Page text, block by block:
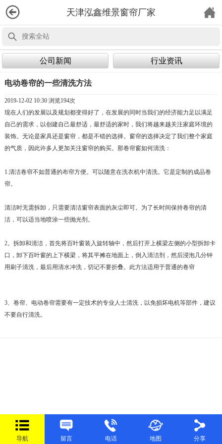
天津泓鑫维景窗帘厂家
公司新闻 行业资讯
电动卷帘的一些清洗方法
2019-12-02 10:30 浏览194次
现在人们的发展以及规划都变得好了，在发展的同时当我们的经济能力足以满足
自己的需求，以创建自己最舒适，最舒适的家时，我们将越来越关注家庭环境的
装饰。无论是家具还是窗帘，都是不错的选择。窗帘的选择决定了我们整个家庭
的气质，因此许多人更加关注窗帘的购买。那卷帘窗如何清洗：
1.清洁卷帘不如普通的布帘方便。可以随意在洗衣机中清洗。它是定制的成品卷
帘。
清洁时无需拆卸，只需要清洁窗帘表面的灰尘即可。为了长时间保持卷帘的清
洁，可以适当地喷涂一些抛光剂。
2。拆卸和清洁，首先将百叶窗装入旋转轴中，然后打开上横梁左侧的小型拆卸卡
口，卸下百叶窗的上下横梁，将其平摊在地面上，倒入清洁剂，然后浸泡几分钟
用刷子清洗，最后用清水冲洗，切记不要折叠。此方法适用于普通的卷帘
3、卷帘、电动卷帘需要有一定技术的专业人士清洗，以免损坏电机等部件，建议
不要自行清洗。
导航 留言 电话 地图 分享